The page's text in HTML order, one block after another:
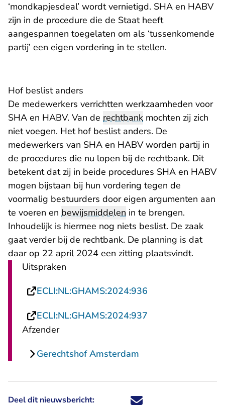
‘mondkapjesdeal’ wordt vernietigd. SHA en HABV
zijn in de procedure die de Staat heeft
aangespannen toegelaten om als ‘tussenkomende
partij’ een eigen vordering in te stellen.
Hof beslist anders
De medewerkers verrichtten werkzaamheden voor
SHA en HABV. Van de rechtbank mochten zij zich
niet voegen. Het hof beslist anders. De
medewerkers van SHA en HABV worden partij in
de procedures die nu lopen bij de rechtbank. Dit
betekent dat zij in beide procedures SHA en HABV
mogen bijstaan bij hun vordering tegen de
voormalig bestuurders door eigen argumenten aan
te voeren en bewijsmiddelen in te brengen.
Inhoudelijk is hiermee nog niets beslist. De zaak
gaat verder bij de rechtbank. De planning is dat
daar op 22 april 2024 een zitting plaatsvindt.
Uitspraken
ECLI:NL:GHAMS:2024:936
ECLI:NL:GHAMS:2024:937
Afzender
Gerechtshof Amsterdam
Deel dit nieuwsbericht: Deel dit nieuwsbericht via X -
Deel dit nieuwsbericht via
Deel dit nieuwsbericht
Deel dit